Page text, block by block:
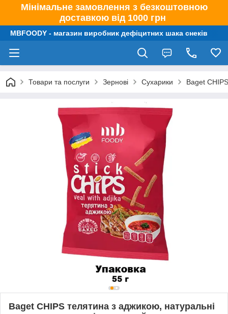
Мінімальне замовлення з безкоштовною
доставкою від 1000 грн
MBFOODY - магазин виробник дефіцитних шака снеків
Товари та послуги Зернові Сухарики Baget
Baget CHIPS телятина з аджикою, натуральні